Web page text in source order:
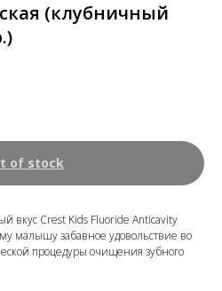
(клубничный
of stock
вкус Crest Kids Fluoride Anticavity
малышу забавное удовольствие во
процедуры очищения зубного